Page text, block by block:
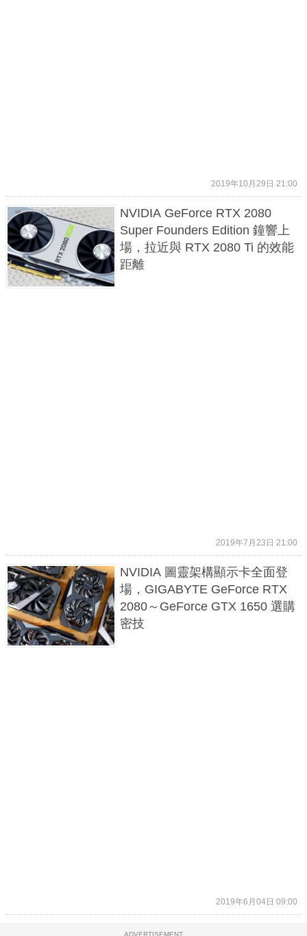
2019年10月29日 21:00
NVIDIA GeForce RTX 2080
Super Founders Edition 鐘響上
場，拉近與 RTX 2080 Ti 的效能
距離
2019年7月23日 21:00
NVIDIA 圖靈架構顯示卡全面登
場，GIGABYTE GeForce RTX
2080～GeForce GTX 1650 選購
密技
2019年6月04日 09:00
ADVERTISEMENT